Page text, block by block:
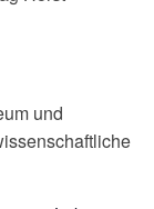
und